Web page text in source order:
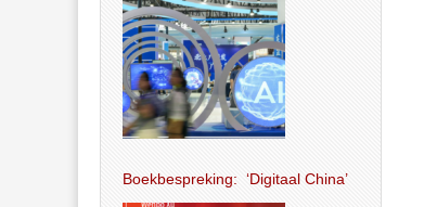
Boekbespreking: ‘Digitaal China’